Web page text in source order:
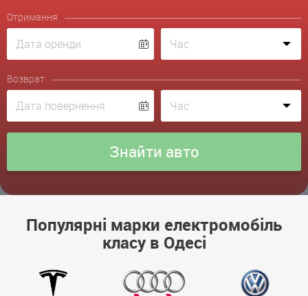
Отримання
Возврат
Популярні марки електромобіль
класу в Одесі